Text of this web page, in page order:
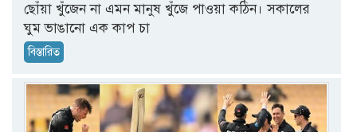
ছোঁয়া খুঁজেন না এমন মানুষ খুঁজে পাওয়া কঠিন। সকালের
ঘুম ভাঙানো এক কাপ চা
বিস্তারিত